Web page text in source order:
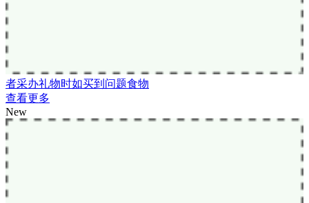
者采办礼物时如买到问题食物
查看更多
New